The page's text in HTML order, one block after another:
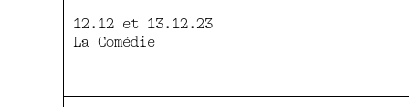
12.12 et 13.12.23
La Comédie